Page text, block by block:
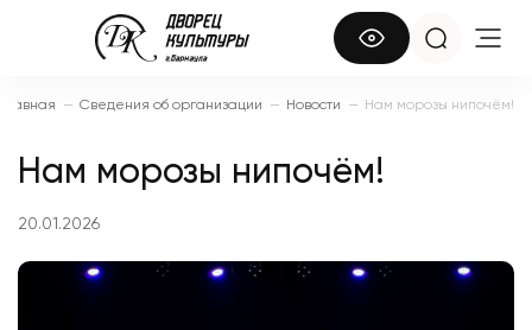
Главная — Сведения об организации — Новости — Нам морозы нипочём!
Нам морозы нипочём!
20.01.2026